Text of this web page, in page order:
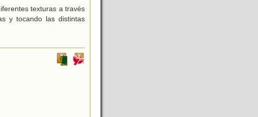
texturas a través
y tocando las distintas